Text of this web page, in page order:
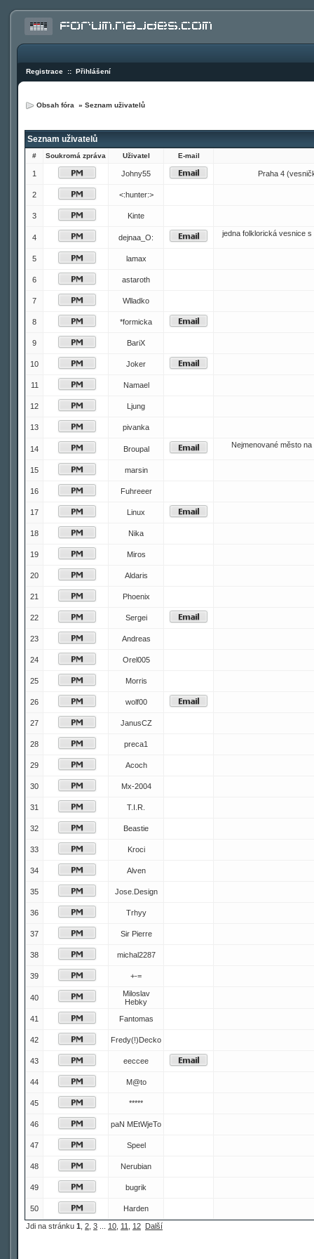
Registrace :: Přihlášení
Obsah fóra » Seznam uživatelů
Seznam uživatelů
# Soukromá zpráva Uživatel E-mail
1 Johny55 Praha 4
2 <:hunter:>
3 Kinte
4 dejnaa_O: jedna folklorická vesnice
5 lamax
6 astaroth
7 Wlladko
8 *formicka
9 BariX
10 Joker
11 Namael
12 Ljung
13 pivanka
14 Broupal Nejmenované město
15 marsin
16 Fuhreeer
17 Linux
18 Nika
19 Miros
20 Aldaris
21 Phoenix
22 Sergei
23 Andreas
24 Orel005
25 Morris
26 wolf00
27 JanusCZ
28 preca1
29 Acoch
30 Mx-2004
31 T.I.R.
32 Beastie
33 Kroci
34 Alven
35 Jose.Design
36 Trhyy
37 Sir Pierre
38 michal2287
39 +-=
40
Miloslav
Hebky
41
Fantomas
42 Fredy(!)Decko
43 eeccee
44 M@to
45 *****
46 paN MEtWjeTo
47 Speel
48 Nerubian
49 bugrik
50 Harden
Jdi na stránku 1 2 3 10 11 12 Další